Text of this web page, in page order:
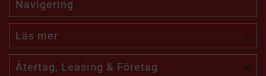
Navigering
Läs mer 
Återtag, Leasing & Företag 